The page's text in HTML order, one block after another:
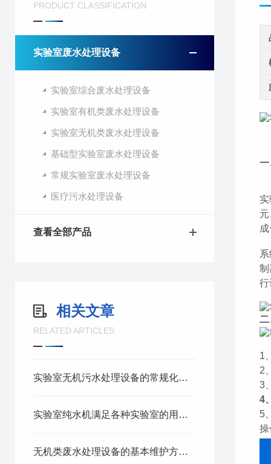
PRODUCT CLASSIFICATION
实验室废水处理设备
实验室综合废水处理设备
实验室有机类废水处理设备
实验室无机类废水处理设备
基础型实验室废水处理设备
常规实验室废水处理设备
医疗污水处理设备
查看全部产品
相关文章
RELATED ARTICLES
实验室无机污水处理设备的常规化使用操作步骤
实验室纯水机满足各种实验室的用水需求
无机类废水处理设备的基本维护方法介绍
一
制
行
二
1
2
3
4
5
操